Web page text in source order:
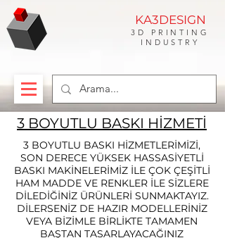
KA3DESIGN
3D PRINTING
INDUSTRY
3 BOYUTLU BASKI HİZMETİ
3 BOYUTLU BASKI HİZMETLERİMİZİ,
SON DERECE YÜKSEK HASSASİYETLİ
BASKI MAKİNELERİMİZ İLE ÇOK ÇEŞİTLİ
HAM MADDE VE RENKLER İLE SİZLERE
DİLEDİĞİNİZ ÜRÜNLERİ SUNMAKTAYIZ.
DİLERSENİZ DE HAZIR MODELLERİNİZ
VEYA BİZİMLE BİRLİKTE TAMAMEN
BAŞTAN TASARLAYACAĞINIZ